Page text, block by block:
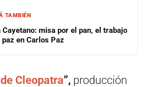
TAMBIÉN
Cayetano: misa por el pan, el trabajo
paz en Carlos Paz
Cleopatra”, producción